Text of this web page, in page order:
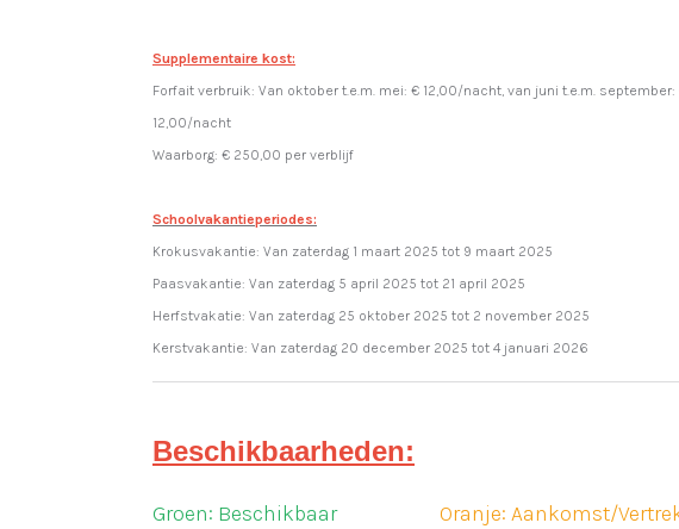
Supplementaire kost:
Forfait verbruik: Van oktober t.e.m. mei: € 12,00/nacht, van juni t.e.m. september:
12,00/nacht
Waarborg: € 250,00 per verblijf
Schoolvakantieperiodes:
Krokusvakantie: Van zaterdag 1 maart 2025 tot 9 maart 2025
Paasvakantie: Van zaterdag 5 april 2025 tot 21 april 2025
Herfstvakatie: Van zaterdag 25 oktober 2025 tot 2 november 2025
Kerstvakantie: Van zaterdag 20 december 2025 tot 4 januari 2026
Beschikbaarheden:
Groen: Beschikbaar
Oranje: Aankomst/